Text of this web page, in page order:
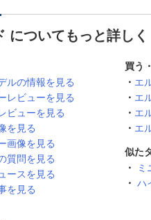
についてもっと詳しく
ルの情報を見る
レビューを見る
ビューを見る
を見る
画像を見る
質問を見る
ースを見る
を見る
買う
エ
エ
エ
エ
似た
ミ
ハ